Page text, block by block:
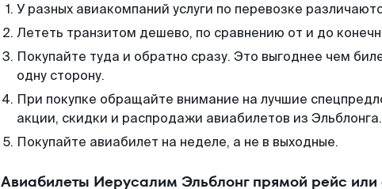
У разных авиакомпаний услуги по перевозке
Лететь транзитом дешево, по сравнению от и до
Покупайте туда и обратно сразу. Это выгоднее чем
одну сторону.
При покупке обращайте внимание на лучшие
акции, скидки и распродажи авиабилетов из Эльблонга.
Покупайте авиабилет на неделе, а не в выходные.
Авиабилеты Иерусалим Эльблонг прямой рейс